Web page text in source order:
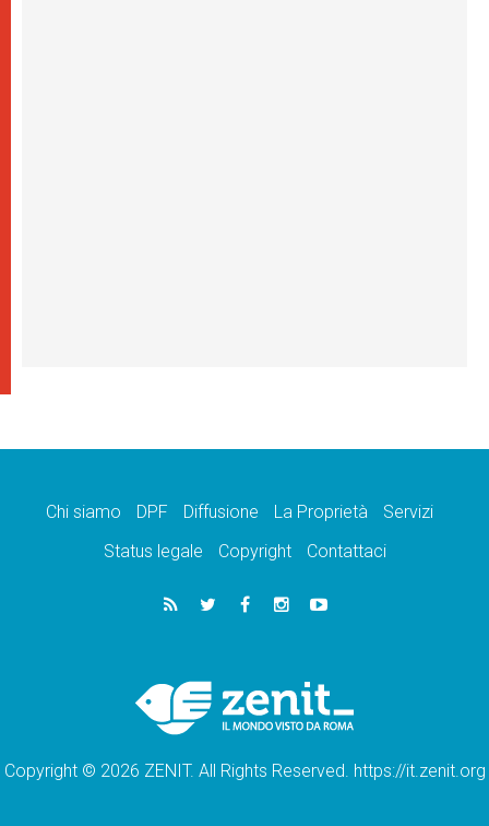
Chi siamo DPF Diffusione La Proprietà
Servizi
Status legale
Copyright Contattaci
Copyright © 2026 ZENIT. All Rights Reserved. https://it.zenit.org